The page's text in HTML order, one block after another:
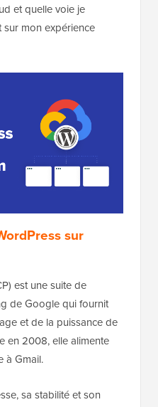
et quelle voie je
mon expérience
sur
est une suite de
de Google qui fournit
et de la puissance de
en 2008, elle alimente
à Gmail.
sa stabilité et son